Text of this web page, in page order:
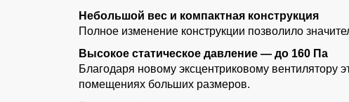
Небольшой вес и компактная конструкция
Полное изменение конструкции позволило
Высокое статическое давление — до 160 Па
Благодаря новому эксцентриковому вентилятору
помещениях больших размеров.